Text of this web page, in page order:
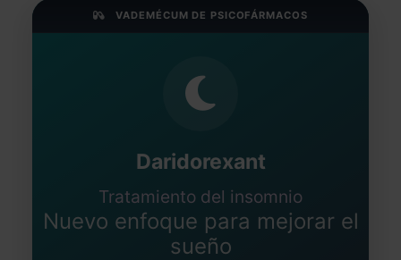
VADEMÉCUM DE PSICOFÁRMACOS
Daridorexant
Tratamiento del insomnio
Nuevo enfoque para mejorar el
sueño